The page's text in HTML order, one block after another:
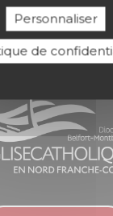
Belfort -
Personnaliser
de